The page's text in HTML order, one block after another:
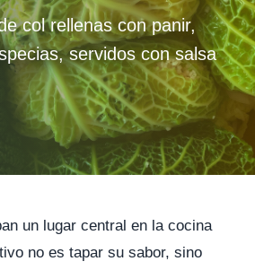
col rellenas con panir,
servidos con salsa
un lugar central en la cocina
no es tapar su sabor, sino